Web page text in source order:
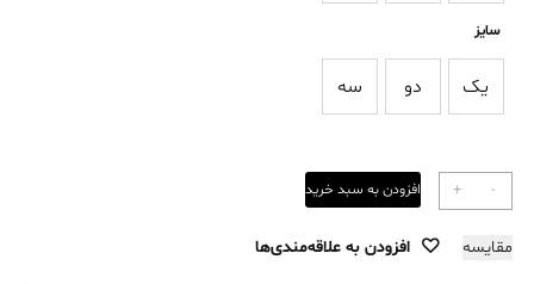
سایز
یک دو
دو سه
-
مانتو
روناک
آمریکایی
+ افزودن به سبد خرید
مقایسه افزودن به علاقه‌مندی‌ها